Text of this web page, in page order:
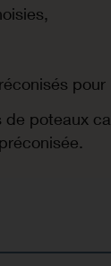
pour
poteaux